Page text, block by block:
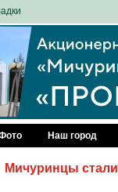
Наш город
Мичуринцы